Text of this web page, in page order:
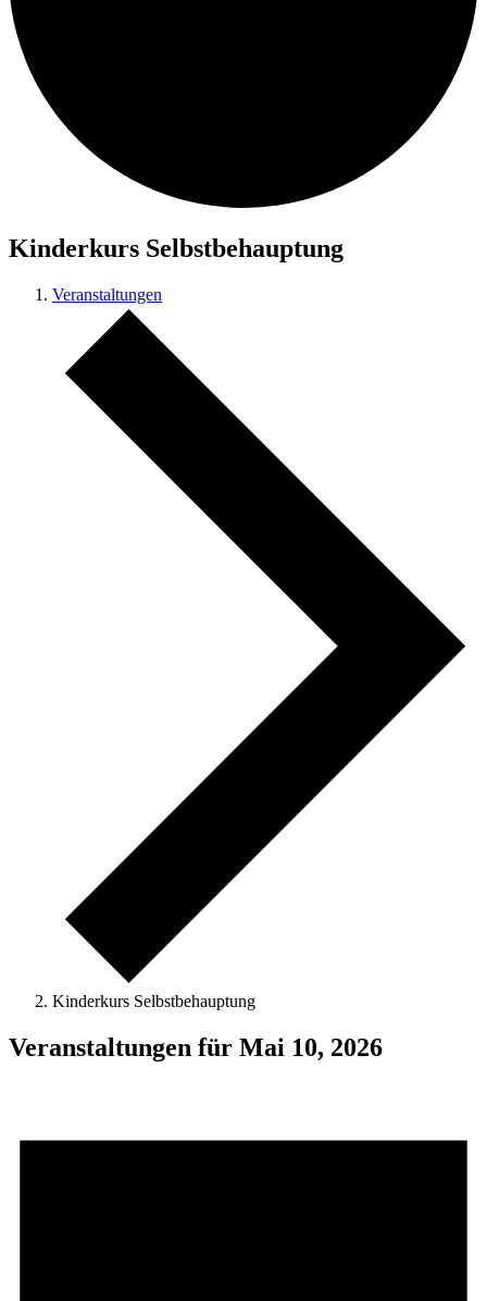
Kinderkurs Selbstbehauptung
Veranstaltungen
Kinderkurs Selbstbehauptung
Veranstaltungen für Mai 10, 2026